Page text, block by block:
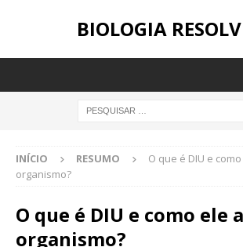
BIOLOGIA
INÍCIO RESUMO
O que é DIU e
organismo?
O que é DIU e como ele
organismo?